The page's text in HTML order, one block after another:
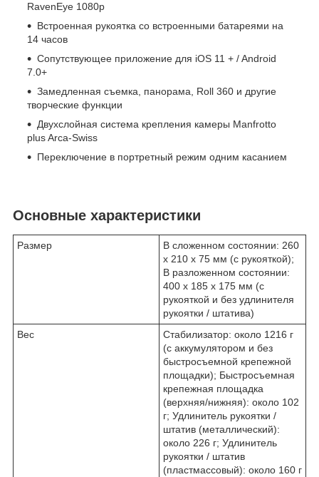
RavenEye 1080p
Встроенная рукоятка со встроенными батареями на
14 часов
Сопутствующее приложение для iOS 11 + / Android
7.0+
Замедленная съемка, панорама, Roll 360 и другие
творческие функции
Двухслойная система крепления камеры Manfrotto
plus Arca-Swiss
Переключение в портретный режим одним касанием
Основные характеристики
Размер
В сложенном состоянии: 260
x 210 x 75 мм (с рукояткой);
В разложенном состоянии:
400 x 185 x 175 мм (с
рукояткой и без удлинителя
рукоятки / штатива)
Вес
Стабилизатор: около 1216 г
(с аккумулятором и без
быстросъемной крепежной
площадки); Быстросъемная
крепежная площадка
(верхняя/нижняя): около 102
г; Удлинитель рукоятки /
штатив (металлический):
около 226 г; Удлинитель
рукоятки / штатив
(пластмассовый): около 160 г